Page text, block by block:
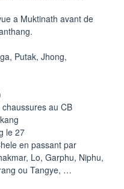
a Muktinath avant de
Putak, Jhong,
au CB
le 27
en passant par
Lo, Garphu, Niphu,
ou Tangye, …